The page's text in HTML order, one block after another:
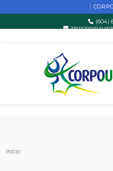
Saltar al contenido principal
|
(604)
Inicio